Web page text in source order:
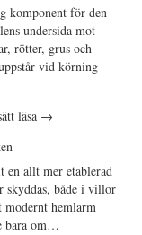
komponent för den
undersida mot
rötter, grus och
vid körning
läsa →
en allt mer etablerad
skyddas, både i villor
modernt hemlarm
bara om…